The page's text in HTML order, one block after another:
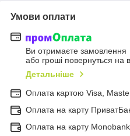
Умови оплати
Ви отримаєте замовлення
або гроші повернуться на
Детальніше
Оплата картою Visa,
Оплата на карту
Оплата на карту Monobank